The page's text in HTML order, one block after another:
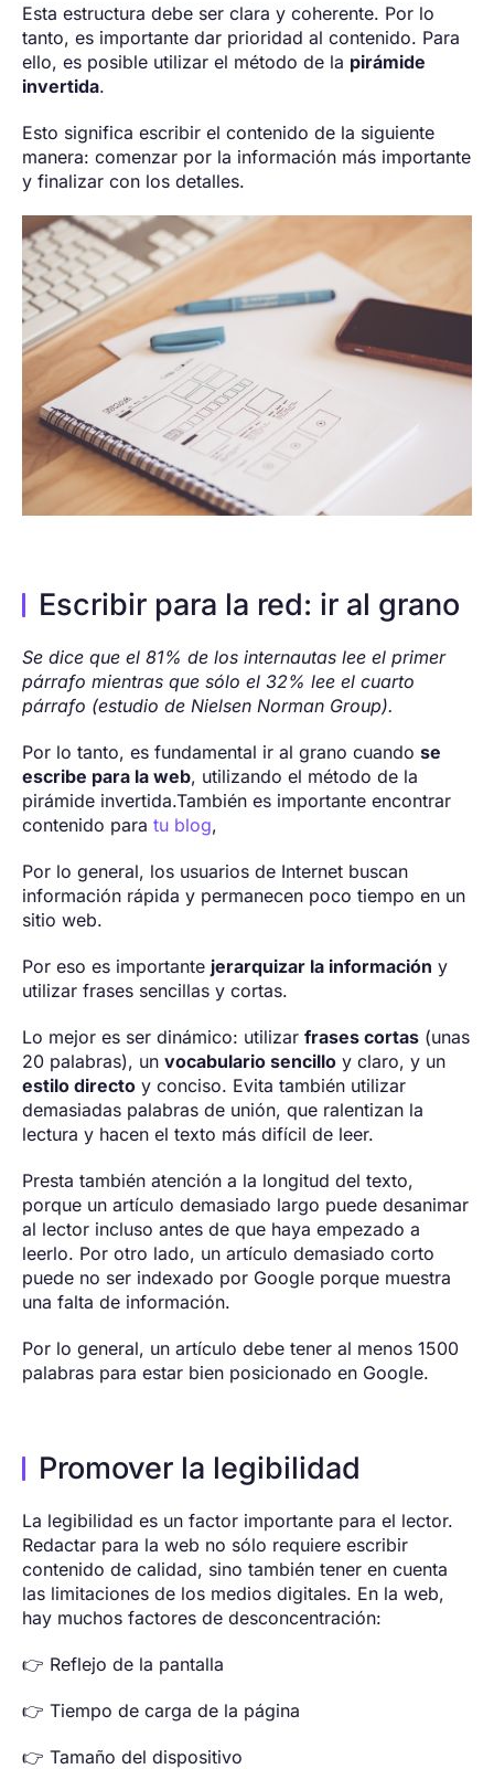
Esta estructura debe ser clara y coherente. Por lo
tanto, es importante dar prioridad al contenido. Para
ello, es posible utilizar el método de la pirámide
invertida.
Esto significa escribir el contenido de la siguiente
manera: comenzar por la información más importante
y finalizar con los detalles.
Escribir para la red: ir al grano
Se dice que el 81% de los internautas lee el primer
párrafo mientras que sólo el 32% lee el cuarto
párrafo (estudio de Nielsen Norman Group).
Por lo tanto, es fundamental ir al grano cuando se
escribe para la web, utilizando el método de la
pirámide invertida.También es importante encontrar
contenido para tu blog,
Por lo general, los usuarios de Internet buscan
información rápida y permanecen poco tiempo en un
sitio web.
Por eso es importante jerarquizar la información y
utilizar frases sencillas y cortas.
Lo mejor es ser dinámico: utilizar frases cortas (unas
20 palabras), un vocabulario sencillo y claro, y un
estilo directo y conciso. Evita también utilizar
demasiadas palabras de unión, que ralentizan la
lectura y hacen el texto más difícil de leer.
Presta también atención a la longitud del texto,
porque un artículo demasiado largo puede desanimar
al lector incluso antes de que haya empezado a
leerlo. Por otro lado, un artículo demasiado corto
puede no ser indexado por Google porque muestra
una falta de información.
Por lo general, un artículo debe tener al menos 1500
palabras para estar bien posicionado en Google.
Promover la legibilidad
La legibilidad es un factor importante para el lector.
Redactar para la web no sólo requiere escribir
contenido de calidad, sino también tener en cuenta
las limitaciones de los medios digitales. En la web,
hay muchos factores de desconcentración:
👉 Reflejo de la pantalla
👉 Tiempo de carga de la página
👉 Tamaño del dispositivo